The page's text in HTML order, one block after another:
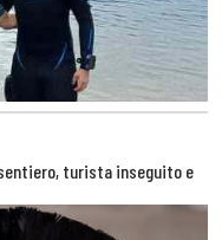
turista inseguito e